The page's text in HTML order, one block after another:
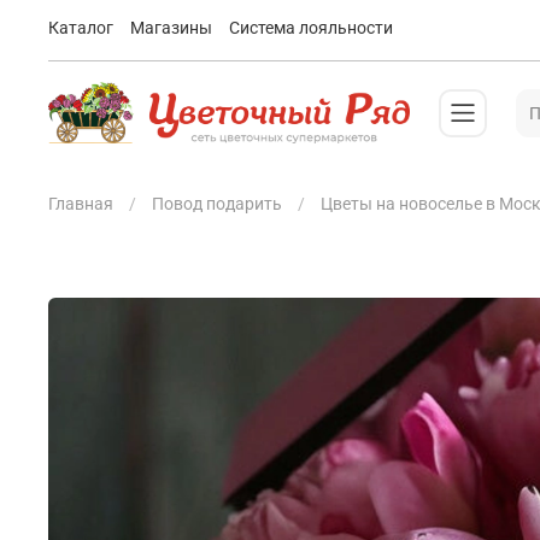
Каталог Магазины Система лояльности
Главная Повод подарить Цветы на новоселье в